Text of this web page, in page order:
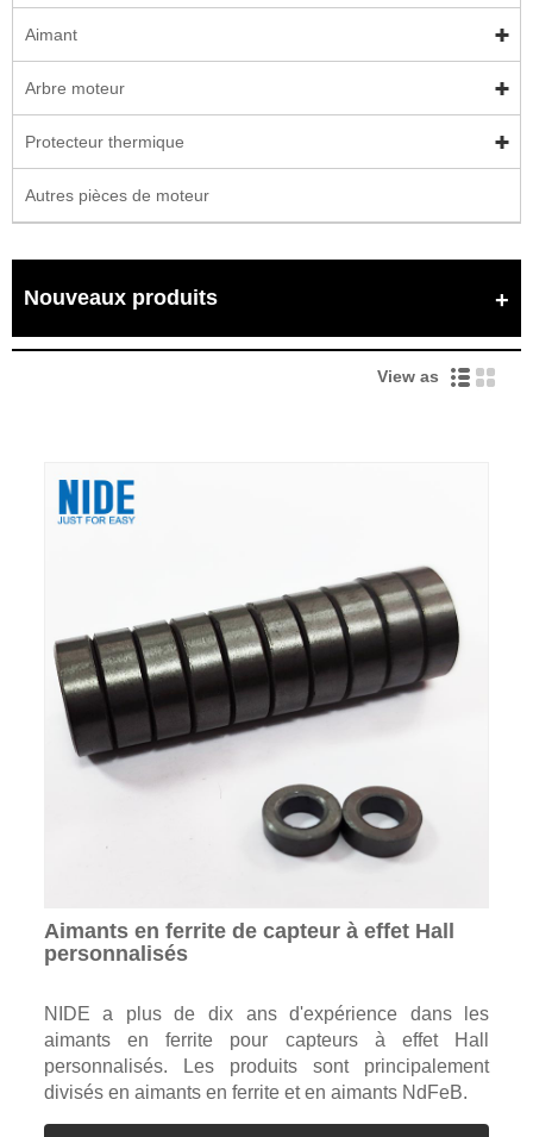
Aimant
Arbre moteur
Protecteur thermique
Autres pièces de moteur
Nouveaux produits
View as
Aimants en ferrite de capteur à effet Hall
personnalisés
NIDE a plus de dix ans d'expérience dans les
aimants en ferrite pour capteurs à effet Hall
personnalisés. Les produits sont principalement
divisés en aimants en ferrite et en aimants NdFeB.